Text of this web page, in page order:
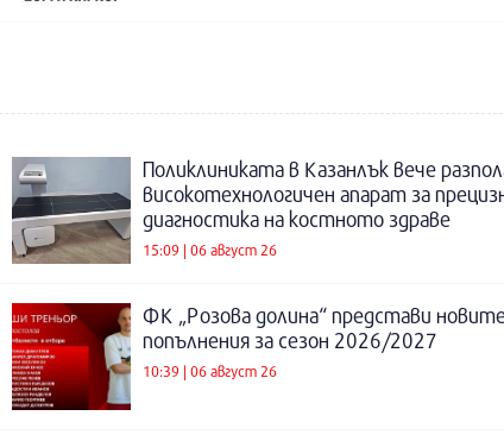
Поликлиниката в Казанлък вече
високотехнологичен апарат за
диагностика на костното здраве
15:09 | 06 август 26
ФК „Розова долина“ представи
попълнения за сезон 2026/2027
10:39 | 06 август 26